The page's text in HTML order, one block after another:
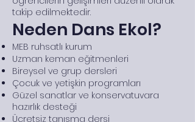
takip edilmektedir.
Neden Dans Ekol?
MEB ruhsatlı kurum
Uzman keman eğitmenleri
Bireysel ve grup dersleri
Çocuk ve yetişkin programları
Güzel sanatlar ve konservatuvara
hazırlık desteği
Ücretsiz tanışma dersi